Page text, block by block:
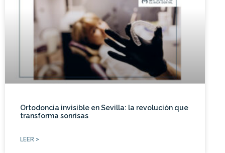
Ortodoncia invisible en Sevilla: la revolución que
transforma sonrisas
LEER >